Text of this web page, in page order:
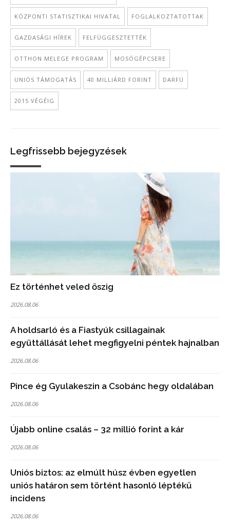
KÖZPONTI STATISZTIKAI HIVATAL FOGLALKOZTATOTTAK
GAZDASÁGI HÍREK FELFÜGGESZTETTÉK
OTTHON MELEGE PROGRAM MOSÓGÉPCSERE
UNIÓS TÁMOGATÁS 40 MILLIÁRD FORINT DARFÜ
2015 VÉGÉIG
Legfrissebb bejegyzések
Ez történhet veled őszig
2026.08.06
A holdsarló és a Fiastyúk csillagainak
együttállását lehet megfigyelni péntek hajnalban
2026.08.06
Pince ég Gyulakeszin a Csobánc hegy oldalában
2026.08.06
Újabb online csalás – 32 millió forint a kár
2026.08.06
Uniós biztos: az elmúlt húsz évben egyetlen
uniós határon sem történt hasonló léptékű
incidens
2026.08.06